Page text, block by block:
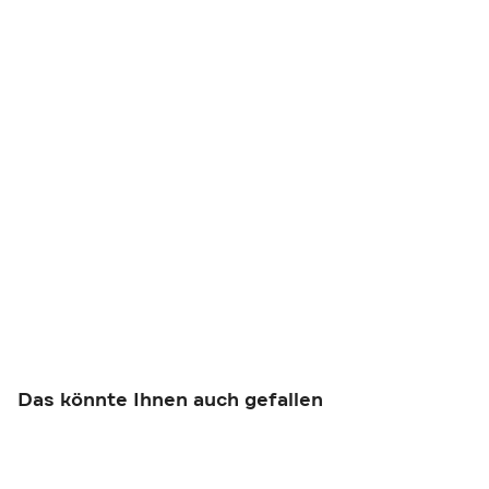
Das könnte Ihnen auch gefallen